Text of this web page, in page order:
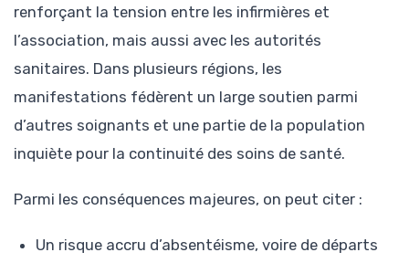
renforçant la tension entre les infirmières et
l’association, mais aussi avec les autorités
sanitaires. Dans plusieurs régions, les
manifestations fédèrent un large soutien parmi
d’autres soignants et une partie de la population
inquiète pour la continuité des soins de santé.
Parmi les conséquences majeures, on peut citer :
Un risque accru d’absentéisme, voire de départs